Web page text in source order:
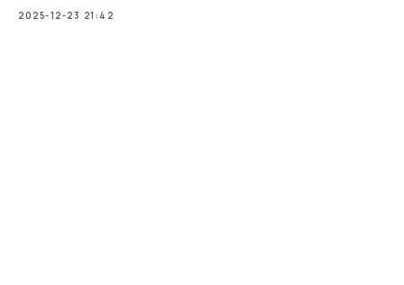
2025-12-23 21:42